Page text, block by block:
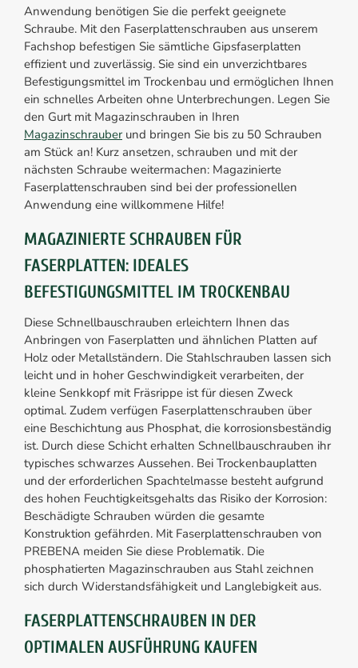
Anwendung benötigen Sie die perfekt geeignete
Schraube. Mit den Faserplattenschrauben aus unserem
Fachshop befestigen Sie sämtliche Gipsfaserplatten
effizient und zuverlässig. Sie sind ein unverzichtbares
Befestigungsmittel im Trockenbau und ermöglichen Ihnen
ein schnelles Arbeiten ohne Unterbrechungen. Legen Sie
den Gurt mit Magazinschrauben in Ihren
Magazinschrauber und bringen Sie bis zu 50 Schrauben
am Stück an! Kurz ansetzen, schrauben und mit der
nächsten Schraube weitermachen: Magazinierte
Faserplattenschrauben sind bei der professionellen
Anwendung eine willkommene Hilfe!
MAGAZINIERTE SCHRAUBEN FÜR
FASERPLATTEN: IDEALES
BEFESTIGUNGSMITTEL IM TROCKENBAU
Diese Schnellbauschrauben erleichtern Ihnen das
Anbringen von Faserplatten und ähnlichen Platten auf
Holz oder Metallständern. Die Stahlschrauben lassen sich
leicht und in hoher Geschwindigkeit verarbeiten, der
kleine Senkkopf mit Fräsrippe ist für diesen Zweck
optimal. Zudem verfügen Faserplattenschrauben über
eine Beschichtung aus Phosphat, die korrosionsbeständig
ist. Durch diese Schicht erhalten Schnellbauschrauben ihr
typisches schwarzes Aussehen. Bei Trockenbauplatten
und der erforderlichen Spachtelmasse besteht aufgrund
des hohen Feuchtigkeitsgehalts das Risiko der Korrosion:
Beschädigte Schrauben würden die gesamte
Konstruktion gefährden. Mit Faserplattenschrauben von
PREBENA meiden Sie diese Problematik. Die
phosphatierten Magazinschrauben aus Stahl zeichnen
sich durch Widerstandsfähigkeit und Langlebigkeit aus.
FASERPLATTENSCHRAUBEN IN DER
OPTIMALEN AUSFÜHRUNG KAUFEN